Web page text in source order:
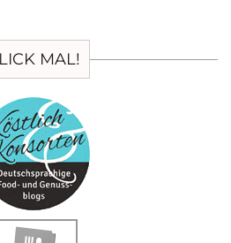
MAL!